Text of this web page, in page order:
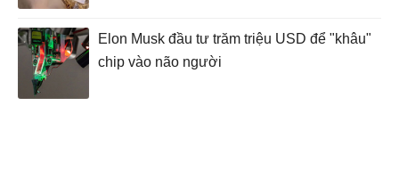
Elon Musk đầu tư trăm triệu USD để "khâu"
chip vào não người